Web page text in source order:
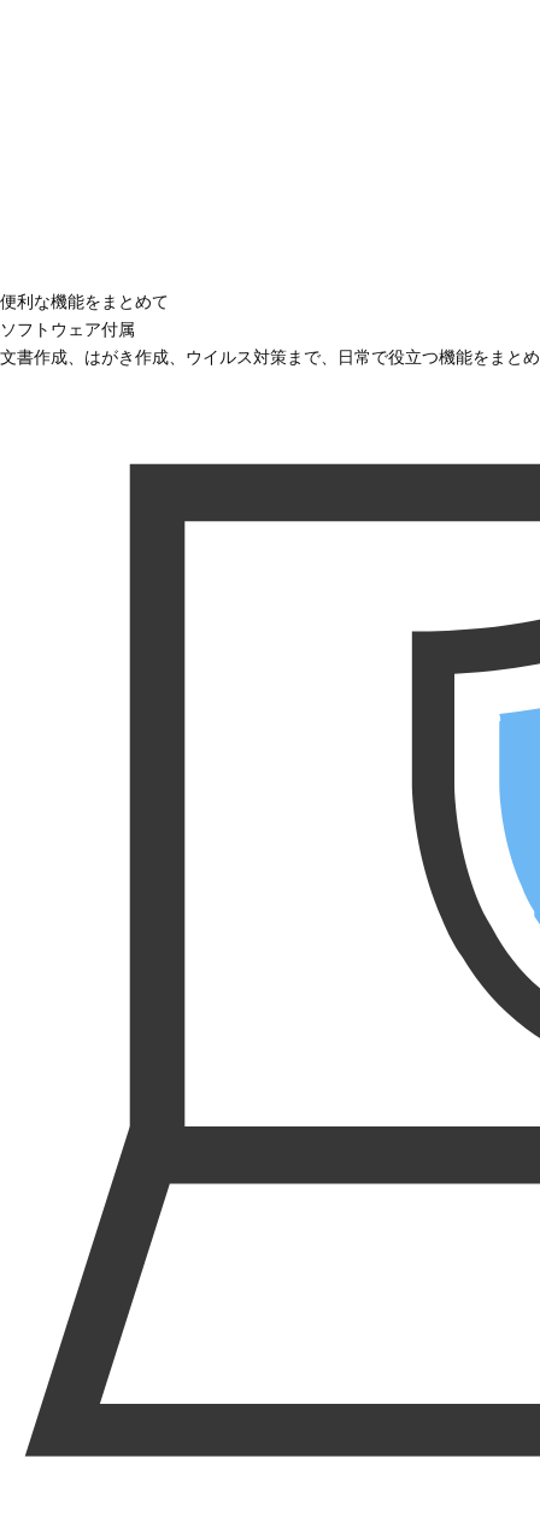
便利な機能をまとめて
ソフトウェア付属
文書作成、はがき作成、ウイルス対策まで、日常で役立つ機能をまと